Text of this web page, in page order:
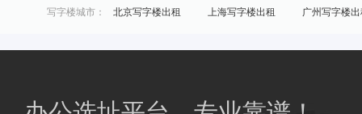
写字楼城市： 北京写字楼出租 上海写字楼出租 广州写字楼
商圈共享办公： 南桥共享办公 花桥共享办公